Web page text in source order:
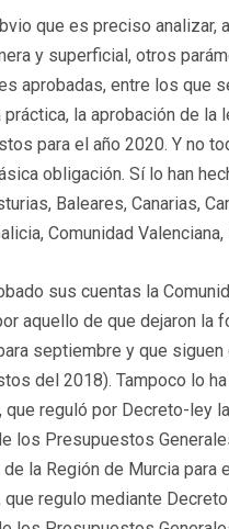
que es preciso analizar,
y superficial, otros
aprobadas, entre los que
práctica, la aprobación de la
para el año 2020. Y no
obligación. Sí lo han
Baleares, Canarias,
Comunidad
sus cuentas la
aquello de que dejaron la
septiembre y que siguen
del 2018). Tampoco lo
que reguló por Decreto-ley
los Presupuestos
de la Región de Murcia para
que regulo mediante